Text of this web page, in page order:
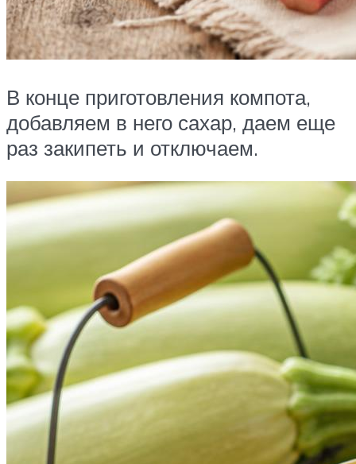
В конце приготовления компота,
добавляем в него сахар, даем еще
раз закипеть и отключаем.